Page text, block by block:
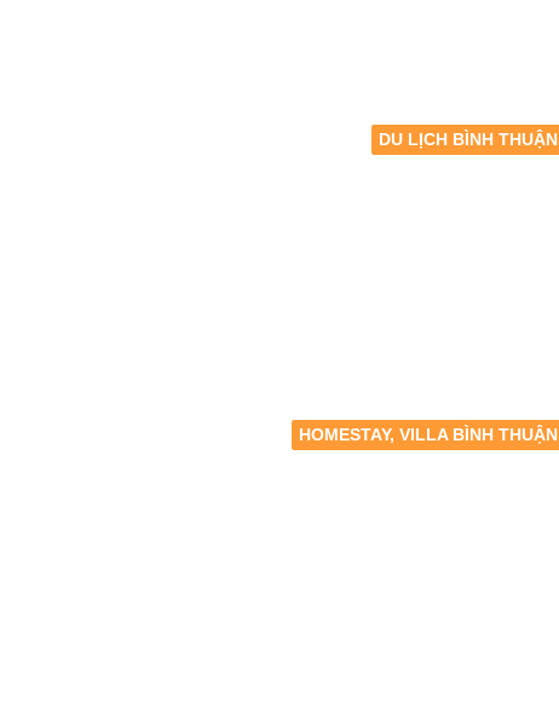
DU LỊCH BÌNH THUẬN
HOMESTAY, VILLA BÌNH THUẬN